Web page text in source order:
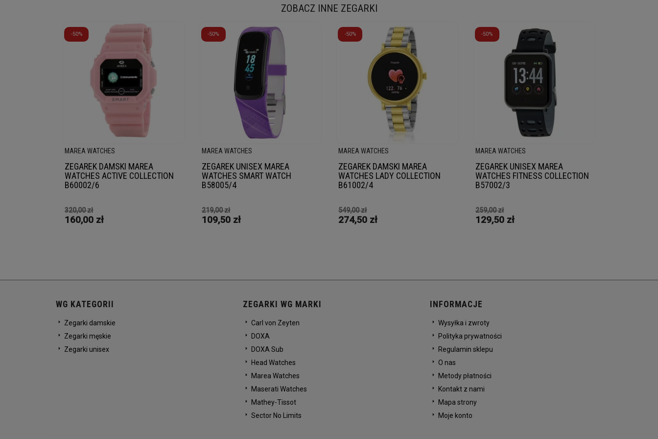
ZOBACZ INNE ZEGARKI
-50%
MAREA WATCHES
ZEGAREK DAMSKI MAREA
WATCHES ACTIVE COLLECTION
B60002/6
320,00 zł
160,00 zł
-50%
MAREA WATCHES
ZEGAREK UNISEX MAREA
WATCHES SMART WATCH
B58005/4
219,00 zł
109,50 zł
-50%
MAREA WATCHES
ZEGAREK DAMSKI MAREA
WATCHES LADY COLLECTION
B61002/4
549,00 zł
274,50 zł
-50%
MAREA WATCHES
ZEGAREK UNISEX MAREA
WATCHES FITNESS COLLECTION
B57002/3
259,00 zł
129,50 zł
WG KATEGORII
Zegarki damskie
Zegarki męskie
Zegarki unisex
ZEGARKI WG MARKI
Carl von Zeyten
DOXA
DOXA Sub
Head Watches
Marea Watches
Maserati Watches
Mathey-Tissot
Sector No Limits
INFORMACJE
Wysyłka i zwroty
Polityka prywatności
Regulamin sklepu
O nas
Metody płatności
Kontakt z nami
Mapa strony
Moje konto